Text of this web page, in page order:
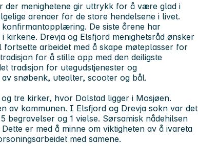
der menighetene gir uttrykk for å være glad i
arenaer for de store hendelsene i livet.
De siste årene har
Drevja og Elsfjord menighetsråd ønsker
arbeidet med å skape møteplasser for
for å stille opp med den deiligste
tradisjon for utegudstjenester og
snøbenk, utealter, scooter og bål.
tre kirker, hvor Dolstad ligger i Mosjøen.
av kommunen. I Elsfjord og Drevja sokn var det
begravelser og 1 vielse. Sørsamisk nådehilsen
er med å minne om viktigheten av å ivareta
med samene.